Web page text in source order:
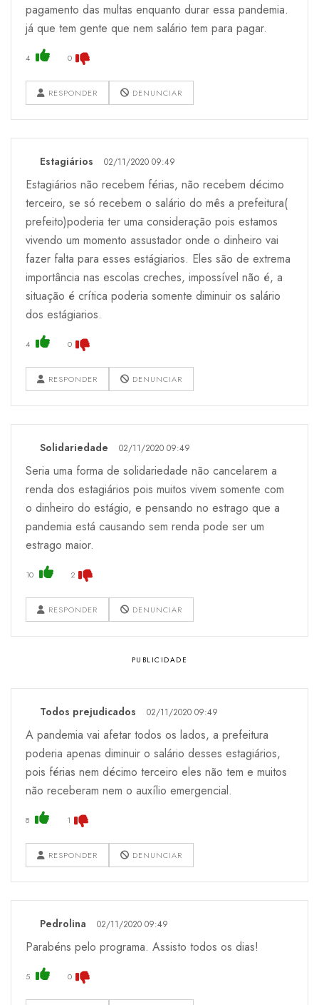
pagamento das multas enquanto durar essa pandemia.
já que tem gente que nem salário tem para pagar.
4 0
RESPONDER DENUNCIAR
Estagiários 02/11/2020 09:49
Estagiários não recebem férias, não recebem décimo
terceiro, se só recebem o salário do mês a prefeitura(
prefeito)poderia ter uma consideração pois estamos
vivendo um momento assustador onde o dinheiro vai
fazer falta para esses estágiarios. Eles são de extrema
importância nas escolas creches, impossível não é, a
situação é crítica poderia somente diminuir os salário
dos estágiarios.
4 0
RESPONDER DENUNCIAR
Solidariedade 02/11/2020 09:49
Seria uma forma de solidariedade não cancelarem a
renda dos estagiários pois muitos vivem somente com
o dinheiro do estágio, e pensando no estrago que a
pandemia está causando sem renda pode ser um
estrago maior.
10 2
RESPONDER DENUNCIAR
Todos prejudicados 02/11/2020 09:49
A pandemia vai afetar todos os lados, a prefeitura
poderia apenas diminuir o salário desses estagiários,
pois férias nem décimo terceiro eles não tem e muitos
não receberam nem o auxílio emergencial.
8 1
RESPONDER DENUNCIAR
Pedrolina 02/11/2020 09:49
Parabéns pelo programa. Assisto todos os dias!
5 0